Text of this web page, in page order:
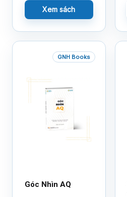
Xem sách
GNH Books
Góc Nhìn AQ